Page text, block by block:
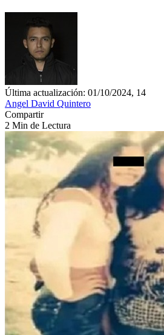
Última actualización: 01/10/2024, 14
Angel David Quintero
Compartir
2 Min de Lectura